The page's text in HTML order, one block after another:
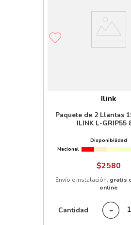
Ilink
Paquete de 2 Llantas
ILINK L-GRIP55
Disponibilidad
Nacional
$2580
Envío e instalación, gratis
online
Cantidad －